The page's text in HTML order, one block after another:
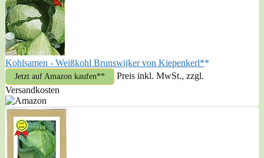
Kohlsamen - Weißkohl Brunswijker von Kiepenkerl*
Jetzt auf Amazon kaufen*
Preis inkl. MwSt., zzgl.
Versandkosten